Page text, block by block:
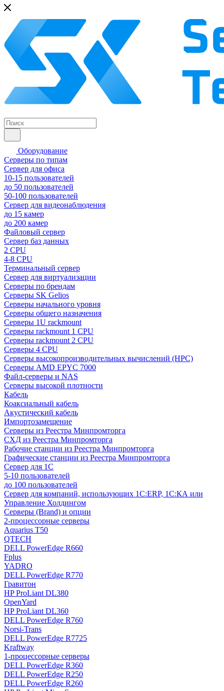
Оборудование
Серверы по типам
Сервер для офиса
10-15 пользователей
до 50 пользователей
50-100 пользователей
Сервер для видеонаблюдения
до 15 камер
до 200 камер
Файловый сервер
Сервер баз данных
2 CPU
4-8 CPU
Терминальный сервер
Сервер для виртуализации
Серверы по брендам
Серверы SK Gelios
Серверы начального уровня
Серверы общего назначения
Серверы 1U rackmount
Серверы rackmount 1 CPU
Серверы rackmount 2 CPU
Серверы 4 CPU
Серверы высокопроизводительных вычислений (HPC)
Серверы AMD EPYC 7000
Файл-серверы и NAS
Серверы высокой плотности
Кабель
Коаксиальный кабель
Акустический кабель
Импортозамещение
Серверы из Реестра Минпромторга
СХД из Реестра Минпромторга
Рабочие станции из Реестра Минпромторга
Графические станции из Реестра Минпромторга
Сервер для 1С
5-10 пользователей
до 100 пользователей
Сервер для компаний, использующих 1C:ERP, 1С:КА или
Управление Холдингом
Серверы (Brand) и опции
2-процессорные серверы
Aquarius T50
QTECH
DELL PowerEdge R660
Fplus
YADRO
DELL PowerEdge R770
Гравитон
HP ProLiant DL380
OpenYard
HP ProLiant DL360
DELL PowerEdge R760
Norsi-Trans
DELL PowerEdge R7725
Kraftway
1-процессорные серверы
DELL PowerEdge R360
DELL PowerEdge R250
DELL PowerEdge R260